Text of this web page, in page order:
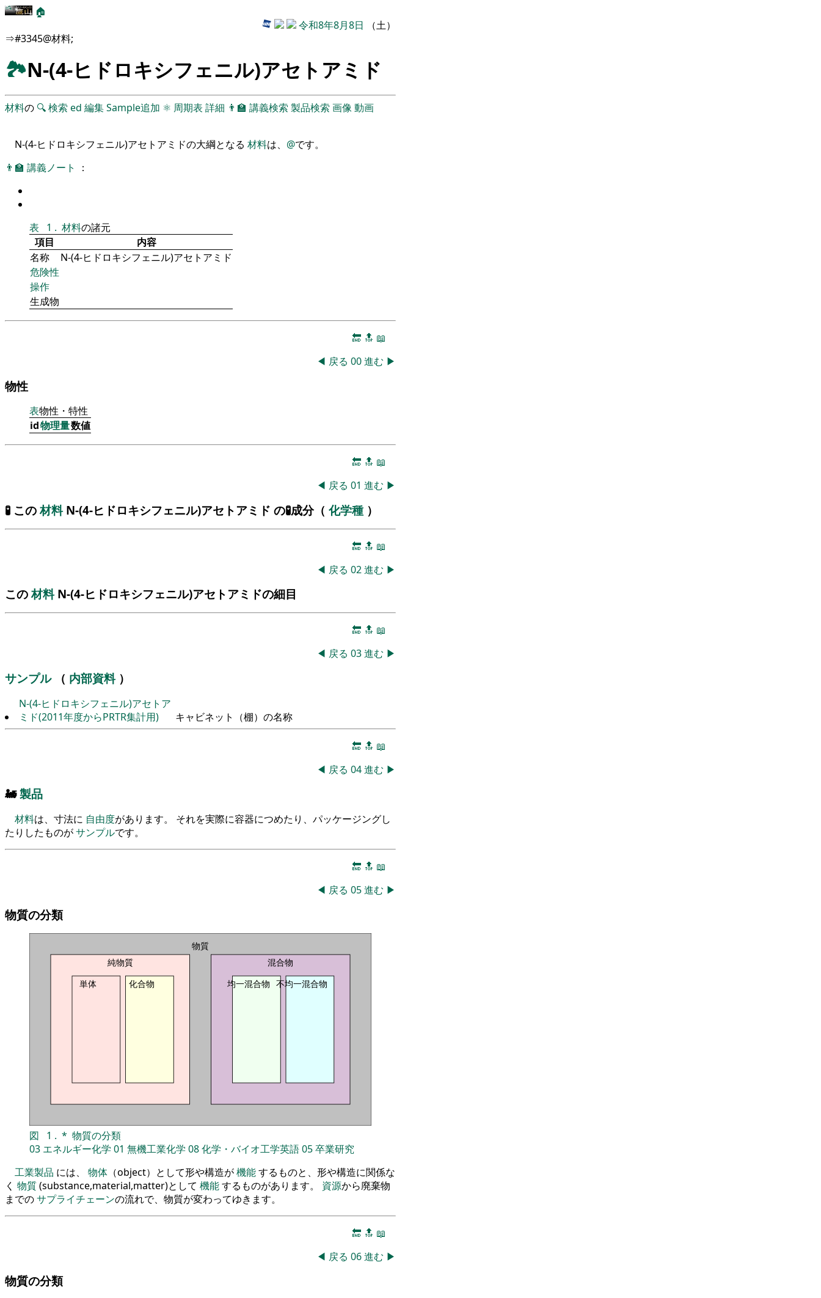
🏠
令和8年8月8日 （土）
⇒#3345@材料;
🏞N-(4-ヒドロキシフェニル)アセトアミド
材料の 🔍検索 ed 編集Sample追加 ⚛ 周期表 詳細 👨‍🏫 講義検索 製品検索 画像動画
N-(4-ヒドロキシフェニル)アセトアミドの大綱となる 材料は、 @です。
👨‍🏫 講義ノート ：
表 1 . 材料の諸元
項目
内容
名称
N-(4-ヒドロキシフェニル)アセトアミド
危険性
操作
生成物
🔚 🔝 📖
◀ 戻る 00進む ▶
物性
表物性・特性
id物理量数値
🔚 🔝 📖
◀ 戻る 01 進む ▶
🧪 この材料 N-(4-ヒドロキシフェニル)アセトアミド の🧪成分（ 化学種 ）
🔚 🔝 📖
◀ 戻る 02進む ▶
この材料 N-(4-ヒドロキシフェニル)アセトアミドの細目
🔚 🔝 📖
◀ 戻る 03進む ▶
サンプル （ 内部資料 ）
N-(4-ヒドロキシフェニル)アセトア
ミド(2011年度からPRTR集計用)
キャビネット（棚）の名称
🔚 🔝 📖
◀ 戻る 04進む ▶
🚂製品
材料は、寸法に 自由度があります。 それを実際に容器につめたり、パッケージングし
たりしたものがサンプルです。
🔚 🔝 📖
◀ 戻る 05進む ▶
物質の分類
物質
純物質
単体
化合物
混合物
均一混合物 不均一混合物
図 1 . * 物質の分類
03 エネルギー化学 01 無機工業化学 08化学・バイオ工学英語05卒業研究
工業製品 には、 物体 （object）として形や構造が機能するものと、形や構造に関係な
く 物質(substance,material,matter)として 機能するものがあります。 資源から廃棄物
までのサプライチェーンの流れで、物質が変わってゆきます。
🔚 🔝 📖
◀ 戻る 06進む ▶
物質の分類